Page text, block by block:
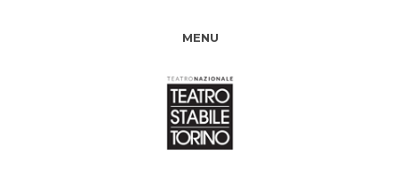
MENU